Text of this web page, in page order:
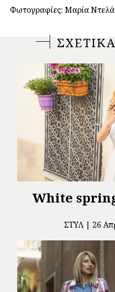
Φωτογραφίες: Μαρία
White
ΣΤΥΛ 26